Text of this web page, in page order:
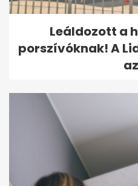
Leáldozott a
porszívóknak! A